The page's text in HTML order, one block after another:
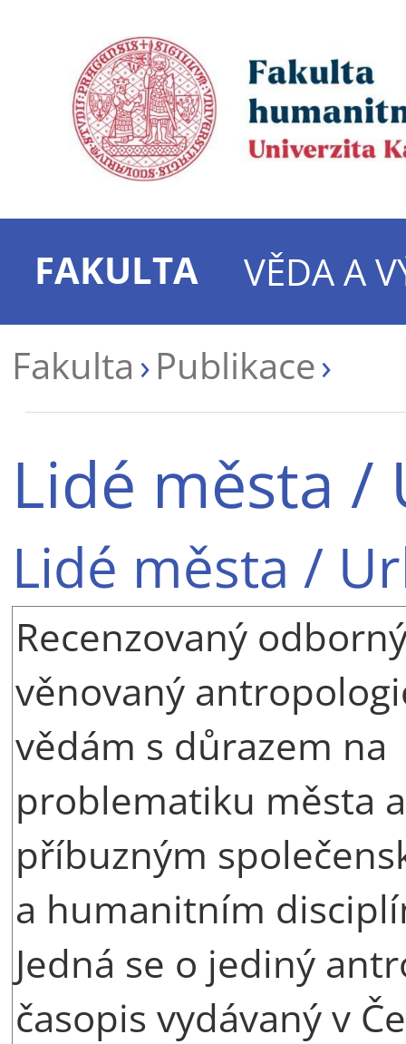
FAKULTA
VĚDA A
Fakulta Publikace
Lidé města /
Lidé města /
Recenzovaný
věnovaný
vědám s důrazem na
problematiku města a
příbuzným
a humanitním
Jedná se o jediný
časopis vydávaný v